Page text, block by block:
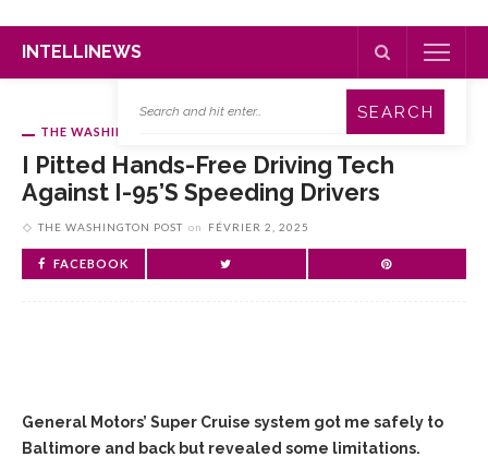
INTELLINEWS
THE WASHINGTON POST
I Pitted Hands-Free Driving Tech
Against I-95’s Speeding Drivers
THE WASHINGTON POST on FÉVRIER 2, 2025
FACEBOOK
General Motors’ Super Cruise system got me safely to
Baltimore and back but revealed some limitations.